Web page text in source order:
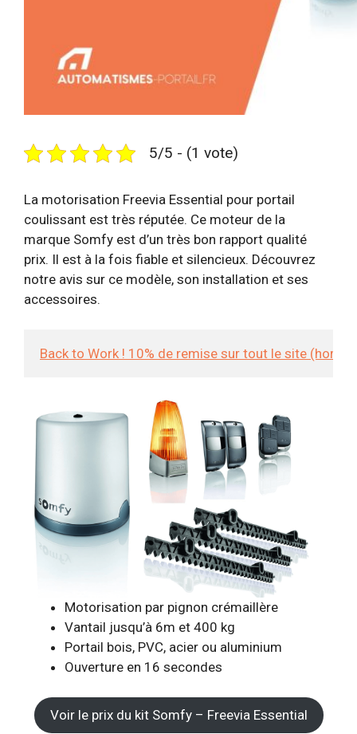
5/5 - (1 vote)
La motorisation Freevia Essential pour portail
coulissant est très réputée. Ce moteur de la
marque Somfy est d’un très bon rapport qualité
prix. Il est à la fois fiable et silencieux. Découvrez
notre avis sur ce modèle, son installation et ses
accessoires.
Back to Work ! 10% de remise sur tout le site (hors
Motorisation par pignon crémaillère
Vantail jusqu’à 6m et 400 kg
Portail bois, PVC, acier ou aluminium
Ouverture en 16 secondes
Voir le prix du kit Somfy – Freevia Essential